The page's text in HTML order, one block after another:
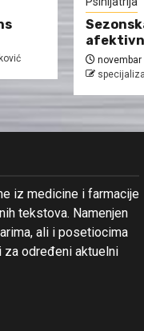
novembar
iz medicine i farmacije
tekstova. Namenjen
ali i posetiocima
za određeni aktuelni